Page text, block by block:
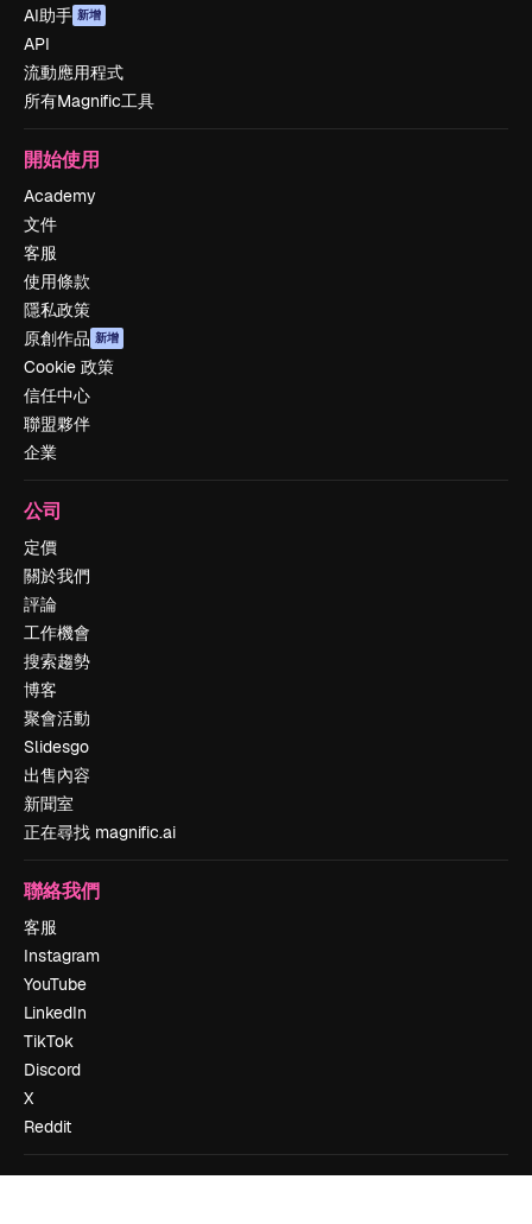
AI助手 新增
API
流動應用程式
所有Magnific工具
開始使用
Academy
文件
客服
使用條款
隱私政策
原創作品 新增
Cookie 政策
信任中心
聯盟夥伴
企業
公司
定價
關於我們
評論
工作機會
搜索趨勢
博客
聚會活動
Slidesgo
出售內容
新聞室
正在尋找 magnific.ai
聯絡我們
客服
Instagram
YouTube
LinkedIn
TikTok
Discord
X
Reddit